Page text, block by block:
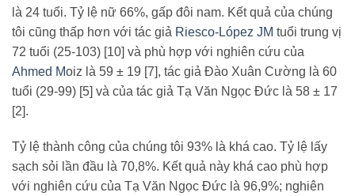
là 24 tuổi. Tỷ lệ nữ 66%, gấp đôi nam. Kết quả của chúng
tôi cũng thấp hơn với tác giả Riesco-López JM tuổi trung vị
72 tuổi (25-103) [10] và phù hợp với nghiên cứu của
Ahmed Moiz là 59 ± 19 [7], tác giả Đào Xuân Cường là 60
tuổi (29-99) [5] và của tác giả Tạ Văn Ngọc Đức là 58 ± 17
[2].
Tỷ lệ thành công của chúng tôi 93% là khá cao. Tỷ lệ lấy
sạch sỏi lần đầu là 70,8%. Kết quả này khá cao phù hợp
với nghiên cứu của Tạ Văn Ngọc Đức là 96,9%; nghiên